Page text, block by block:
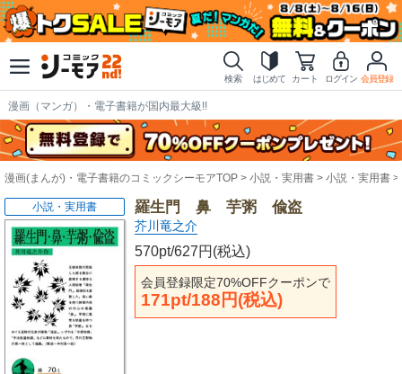
検索 はじめて カート ログイン 会員登録
漫画（マンガ）・電子書籍が国内最大級!!
漫画(まんが)・電子書籍のコミックシーモアTOP 小説・実用書 小説・実用書
羅生門 鼻 芋粥 偸盗
芥川竜之介
570pt/627円(税込)
会員登録限定70%OFFクーポンで
171pt/188円(税込)
小説・実用書